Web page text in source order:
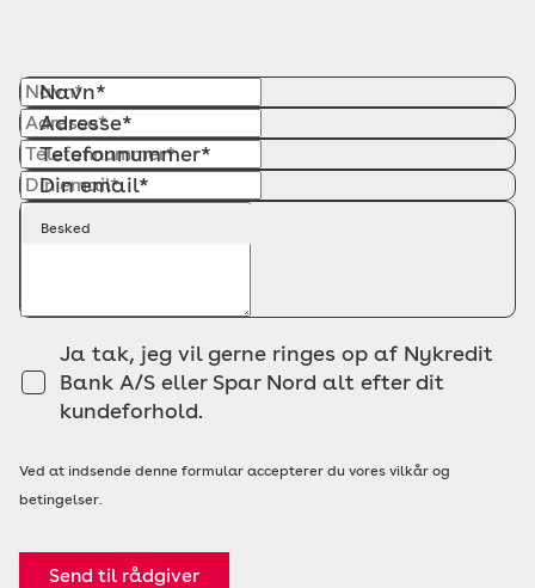
Navn*
Adresse*
Telefonnummer*
Din email*
Besked
Ja tak, jeg vil gerne ringes op af Nykredit
Bank A/S eller Spar Nord alt efter dit
kundeforhold.
Ved at indsende denne formular accepterer du vores vilkår og
betingelser.
Send til rådgiver